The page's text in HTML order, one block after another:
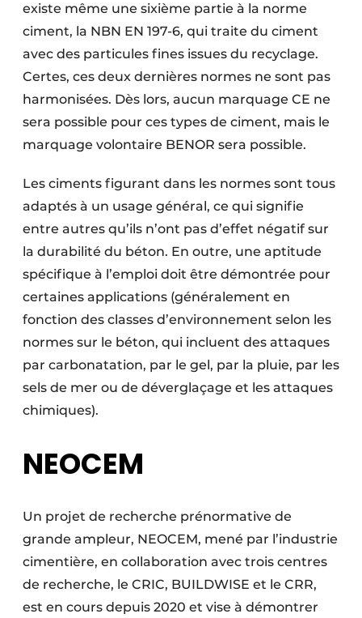
existe même une sixième partie à la norme
ciment, la NBN EN 197-6, qui traite du ciment
avec des particules fines issues du recyclage.
Certes, ces deux dernières normes ne sont pas
harmonisées. Dès lors, aucun marquage CE ne
sera possible pour ces types de ciment, mais le
marquage volontaire BENOR sera possible.
Les ciments figurant dans les normes sont tous
adaptés à un usage général, ce qui signifie
entre autres qu’ils n’ont pas d’effet négatif sur
la durabilité du béton. En outre, une aptitude
spécifique à l’emploi doit être démontrée pour
certaines applications (généralement en
fonction des classes d’environnement selon les
normes sur le béton, qui incluent des attaques
par carbonatation, par le gel, par la pluie, par les
sels de mer ou de déverglaçage et les attaques
chimiques).
NEOCEM
Un projet de recherche prénormative de
grande ampleur, NEOCEM, mené par l’industrie
cimentière, en collaboration avec trois centres
de recherche, le CRIC, BUILDWISE et le CRR,
est en cours depuis 2020 et vise à démontrer